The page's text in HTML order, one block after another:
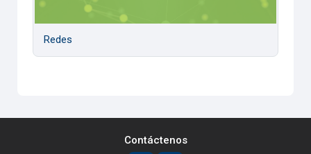
Redes
Contáctenos